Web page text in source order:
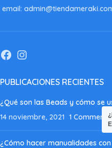
email:
PUBLICACIONES RECIENTES
¿Qué son las Beads y cómo se
14 noviembre, 2021 1 Comment
¿Cómo hacer manualidades